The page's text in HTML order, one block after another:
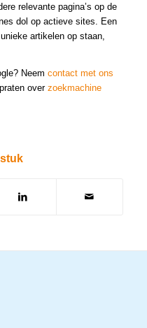
relevante pagina’s op de
dol op actieve sites. Een
artikelen op staan,
Neem contact met ons
over zoekmachine